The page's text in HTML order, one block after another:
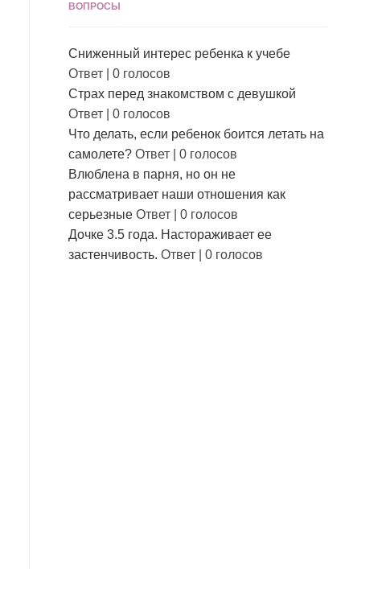
ВОПРОСЫ
Сниженный интерес ребенка к учебе
Ответ
0 голосов
Страх перед знакомством с девушкой
Ответ
0 голосов
Что делать, если ребенок боится летать на
самолете? Ответ
0 голосов
Влюблена в парня, но он не
рассматривает наши отношения как
серьезные Ответ
0 голосов
Дочке 3.5 года. Настораживает ее
застенчивость. Ответ 0 голосов